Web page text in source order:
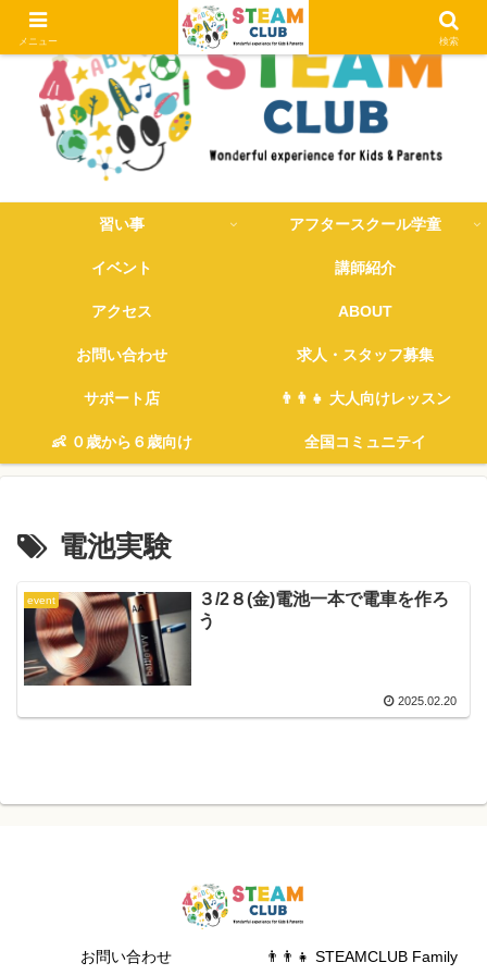
習い事 アフタースクール学童
イベント 講師紹介
アクセス ABOUT
お問い合わせ 求人・スタッフ募集
サポート店 👨‍👨‍👧 大人向けレッスン
👶 ０歳から６歳向け 全国コミュニテイ
電池実験
event
３/2８(金)電池一本で電車を作ろ
う
2025.02.20
お問い合わせ 👨‍👨‍👧 STEAMCLUB Family
メニュー 検索